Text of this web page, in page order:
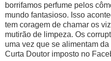
borrifamos perfume pelos
mundo fantasioso. Isso
tem coragem de chamar os
mutirão de limpeza. Os
uma vez que se alimentam
Curta Doutor imposto no